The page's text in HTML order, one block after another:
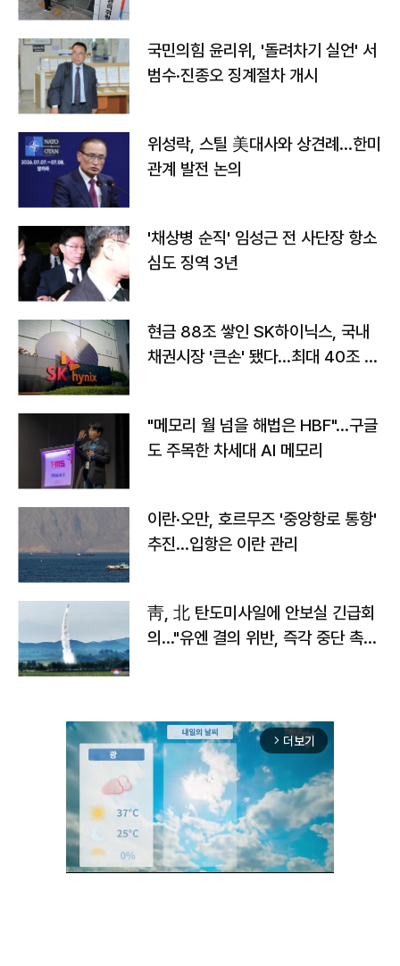
국민의힘 윤리위, '돌려차기 실언' 서
범수·진종오 징계절차 개시
위성락, 스틸 美대사와 상견례…한미
관계 발전 논의
'채상병 순직' 임성근 전 사단장 항소
심도 징역 3년
현금 88조 쌓인 SK하이닉스, 국내
채권시장 '큰손' 됐다…최대 40조 투
"메모리 월 넘을 해법은 HBF"…구글
도 주목한 차세대 AI 메모리
이란·오만, 호르무즈 '중앙항로 통항'
추진…입항은 이란 관리
靑, 北 탄도미사일에 안보실 긴급회
의…"유엔 결의 위반, 즉각 중단 촉
arrow_forward_ios 더보기